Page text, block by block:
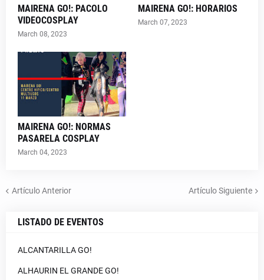
MAIRENA GO!: PACOLO
VIDEOCOSPLAY
March 08, 2023
MAIRENA GO!: HORARIOS
March 07, 2023
MAIRENA GO!: NORMAS
PASARELA COSPLAY
March 04, 2023
Artículo Anterior Artículo Siguiente
LISTADO DE EVENTOS
ALCANTARILLA GO!
ALHAURIN EL GRANDE GO!